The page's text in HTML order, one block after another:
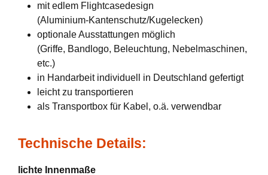
mit edlem Flightcasedesign
(Aluminium-Kantenschutz/Kugelecken)
optionale Ausstattungen möglich
(Griffe, Bandlogo, Beleuchtung, Nebelmaschinen,
etc.)
in Handarbeit individuell in Deutschland gefertigt
leicht zu transportieren
als Transportbox für Kabel, o.ä. verwendbar
Technische Details:
lichte Innenmaße